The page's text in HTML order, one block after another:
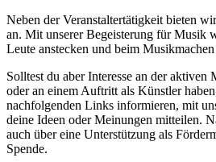
Neben der Veranstaltertätigkeit bieten
an. Mit unserer Begeisterung für Musik
Leute anstecken und beim
Solltest du aber Interesse an der aktiven
oder an einem Auftritt als Künstler
nachfolgenden Links informieren, mit
deine Ideen oder Meinungen mitteilen.
auch über eine Unterstützung als
Spende.